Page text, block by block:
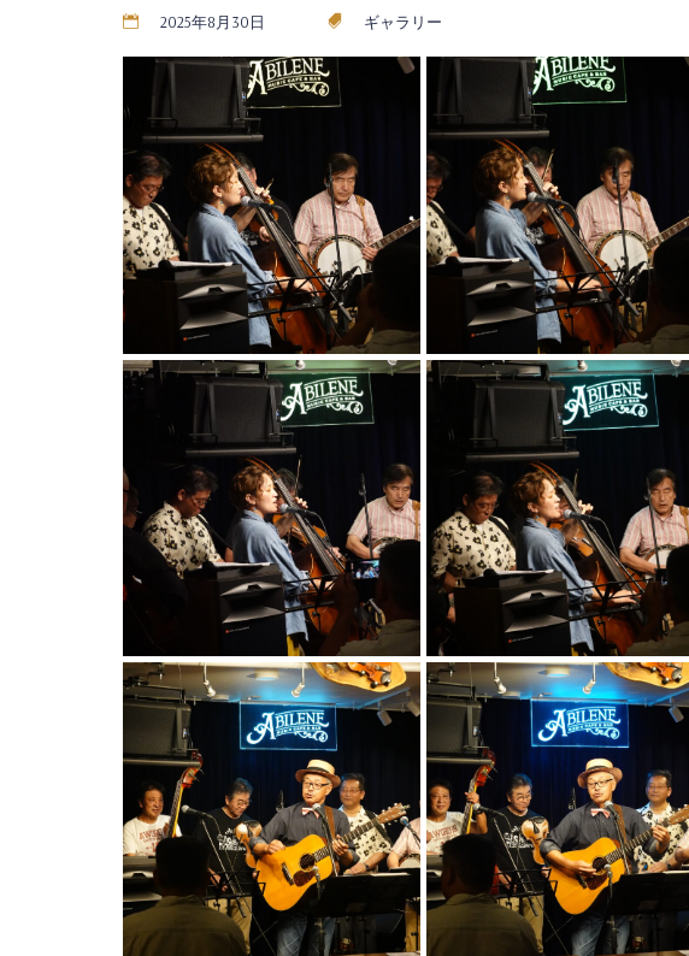
2025年8月30日 ギャラリー